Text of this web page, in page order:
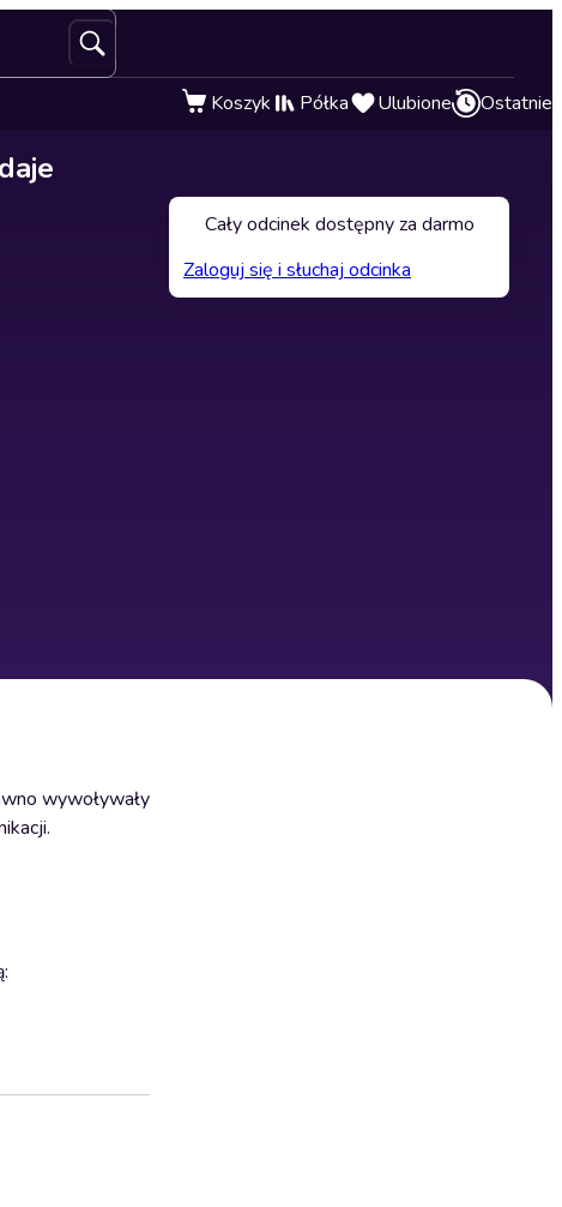
Koszyk Półka Ulubione Ostatnie
wywoływały
Cały odcinek dostępny za darmo
Zaloguj się i słuchaj odcinka